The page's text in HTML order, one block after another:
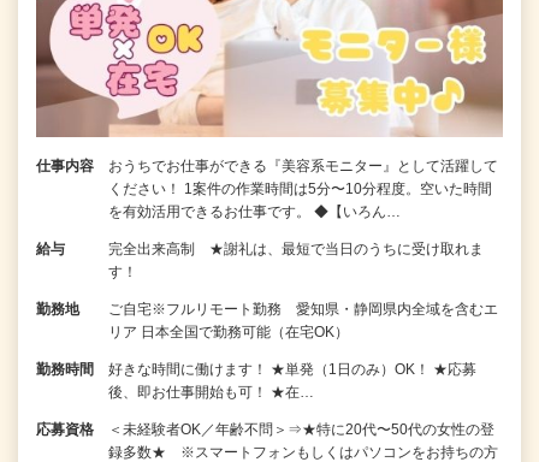
仕事内容
おうちでお仕事ができる『美容系モニター』として活躍して
ください！ 1案件の作業時間は5分〜10分程度。空いた時間
を有効活用できるお仕事です。 ◆【いろん…
給与
完全出来高制 ★謝礼は、最短で当日のうちに受け取れま
す！
勤務地
ご自宅※フルリモート勤務 愛知県・静岡県内全域を含むエ
リア 日本全国で勤務可能（在宅OK）
勤務時間
好きな時間に働けます！ ★単発（1日のみ）OK！ ★応募
後、即お仕事開始も可！ ★在…
応募資格
＜未経験者OK／年齢不問＞⇒★特に20代〜50代の女性の登
録多数★ ※スマートフォンもしくはパソコンをお持ちの方